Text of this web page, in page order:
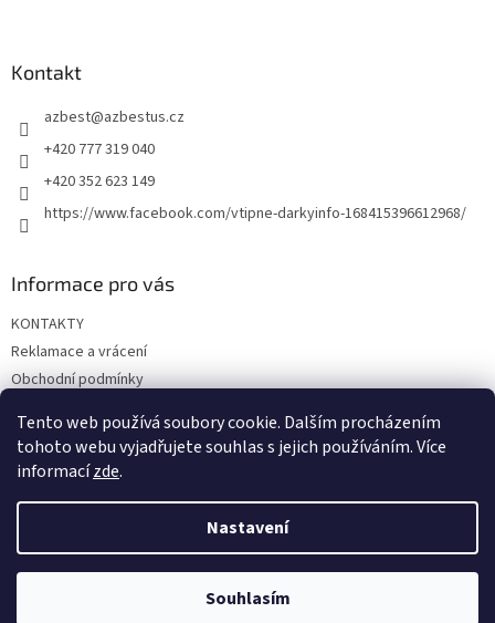
Tento web používá soubory cookie. Dalším procházením
tohoto webu vyjadřujete souhlas s jejich používáním. Více
informacízde.
Nastavení
Souhlasím
Kontakt
azbest@azbestus.cz
+420 777 319 040
+420 352 623 149
https://www.facebook.com/vtipne-darkyinfo-168415396612968/
Informace pro vás
KONTAKTY
Reklamace a vrácení
Obchodní podmínky
Doprava a platba
Vytvořil Shoptet
Vtipné dárky. Všechna práva vyhrazena.